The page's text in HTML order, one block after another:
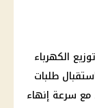
الكهرباء
طلبات
مع سرعة إنهاء